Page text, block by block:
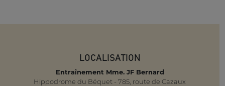
LOCALISATION
Entraînement Mme. JF Bernard
Hippodrome du Béquet - 785, route de Cazaux